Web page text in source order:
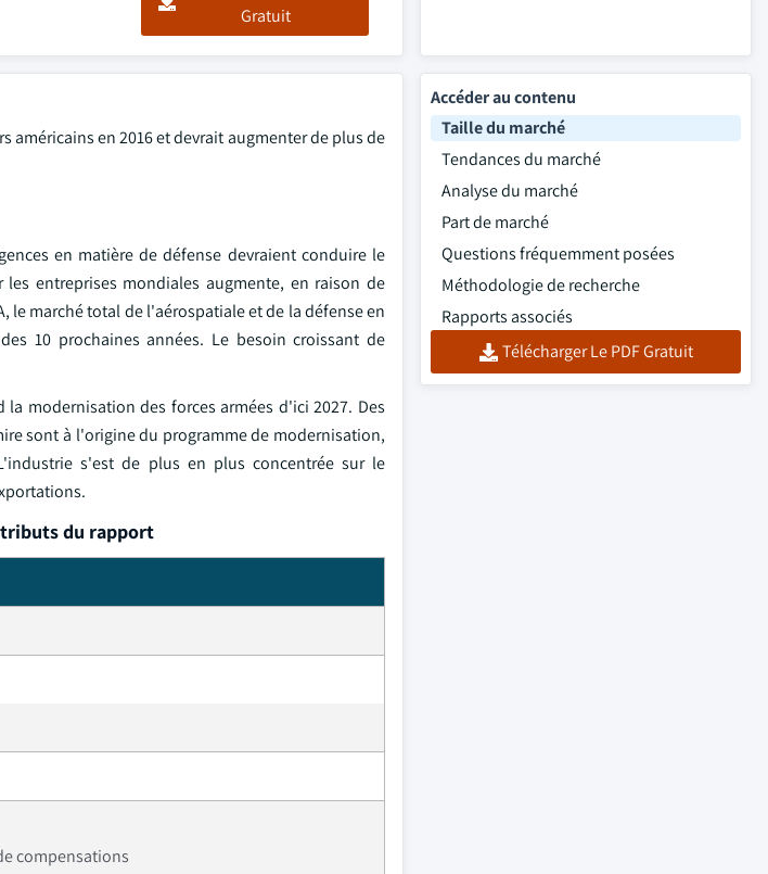
Gratuit
américains en 2016 et devrait augmenter de plus de
en matière de défense devraient conduire le
entreprises mondiales augmente, en raison de
le marché total de l'aérospatiale et de la défense en
10 prochaines années. Le besoin croissant de
modernisation des forces armées d'ici 2027. Des
sont à l'origine du programme de modernisation,
s'est de plus en plus concentrée sur le
du rapport
compensations
Accéder au contenu
Taille du marché
Tendances du marché
Analyse du marché
Part de marché
Questions fréquemment posées
Méthodologie de recherche
Rapports associés
Télécharger Le PDF Gratuit